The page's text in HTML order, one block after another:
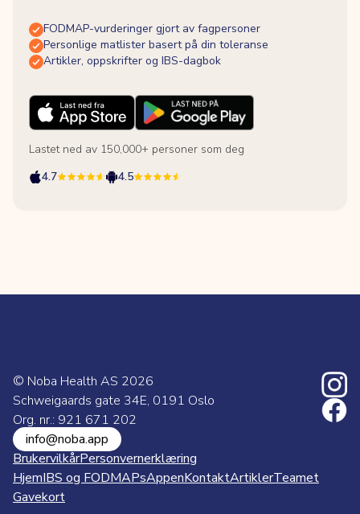
FODMAP-vurderinger gjort av fagpersoner
Personlige matlister basert på din toleranse
Artikler, oppskrifter og IBS-dagbok
Lastet ned av 150,000+ personer som deg
4.7
4.5
© Noba Health AS 2026
Schweigaards gate 34E, 0191 Oslo
Org. nr.: 921 671 202
info@noba.app
BrukervilkårPersonvernerklæring
HjemIBS og FODMAPsAppenKontaktArtiklerTeamet
Gavekort